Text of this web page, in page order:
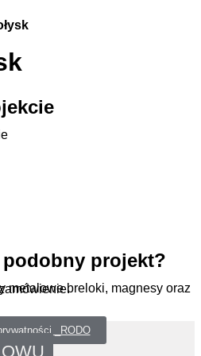
podobny projekt?
na indywidualne zamówienie.
_RODO
OWU